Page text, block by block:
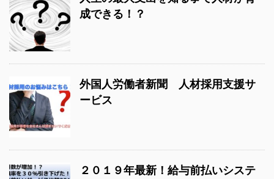
成できる！？
外国人労働者新聞 人材採用支援サ
ービス
２０１９年最新！給与前払いシステ